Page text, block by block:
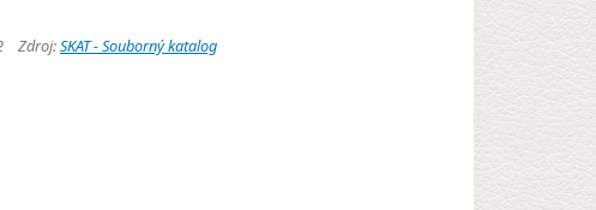
Zdroj:SKAT - Souborný katalog